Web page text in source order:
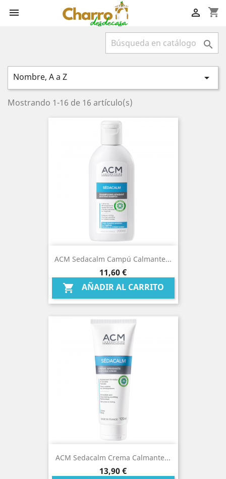
 shopping_cart


Nombre, A a Z 
Mostrando 1-16 de 16 artículo(s)
ACM Sedacalm Campú Calmante...
Precio
11,60 €
 AÑADIR AL CARRITO
ACM Sedacalm Crema Calmante...
Precio
13,90 €